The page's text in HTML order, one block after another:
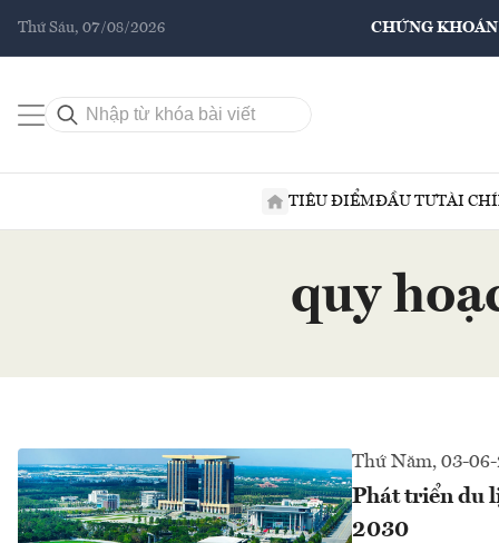
Thứ Sáu, 07/08/2026 CHỨNG KHOÁN
TIÊU ĐIỂMĐẦU TƯTÀI
quy
Thứ Năm, 03-06-
Phát triển du
2030